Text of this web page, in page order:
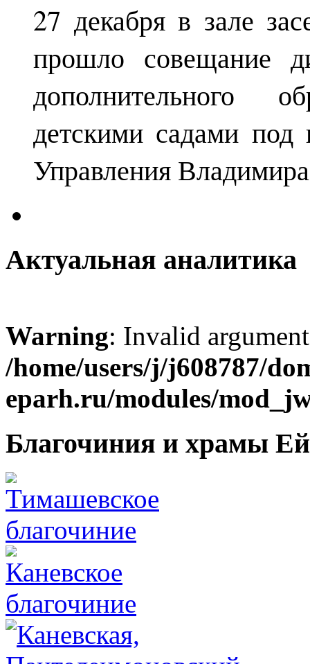
27 декабря в зале
прошло совещание
дополнительного
детскими садами под
Управления
Актуальная аналитика
Warning: Invalid
/home/users/j/j608787/
eparh.ru/modules/
Благочиния и храмы